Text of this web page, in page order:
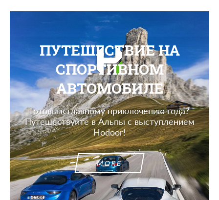
ПУТЕШЕСТВИЕ НА
СПОРТИВНОМ
АВТОМОБИЛЕ
Готовы к главному приключению года?
Путешествуйте в Альпы с выступлением
Hodoor!
MORE